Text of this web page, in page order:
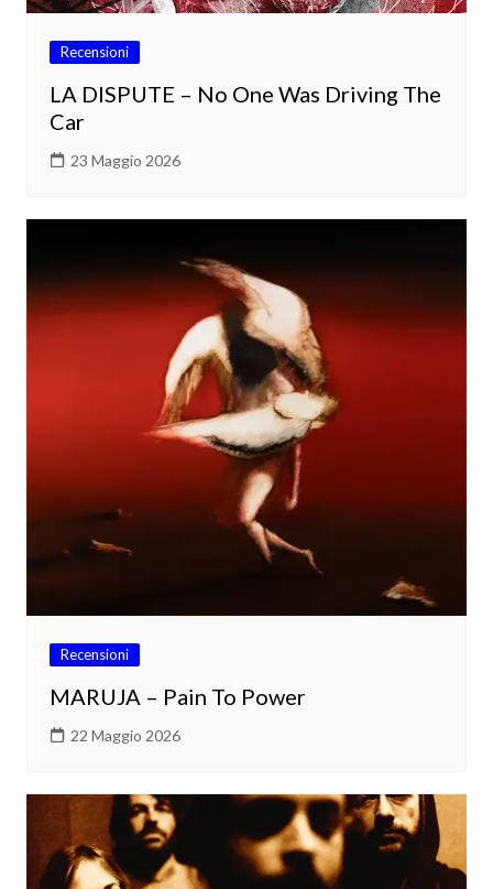
Recensioni
LA DISPUTE – No One Was Driving The
Car
23 Maggio 2026
Recensioni
MARUJA – Pain To Power
22 Maggio 2026